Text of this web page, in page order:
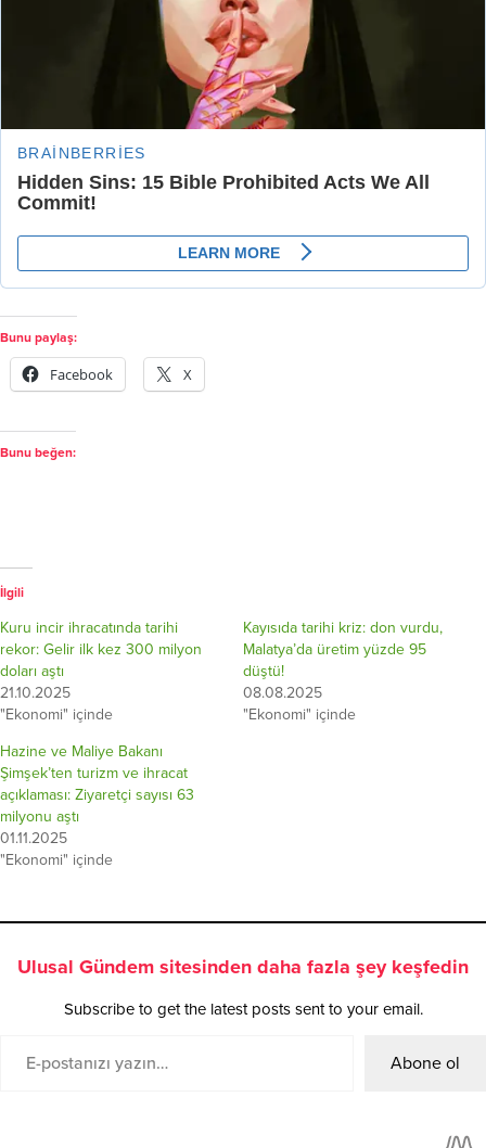
Bunu paylaş:
Facebook X
Bunu beğen:
İlgili
Kuru incir ihracatında tarihi
rekor: Gelir ilk kez 300 milyon
doları aştı
21.10.2025
"Ekonomi" içinde
Kayısıda tarihi kriz: don vurdu,
Malatya’da üretim yüzde 95
düştü!
08.08.2025
"Ekonomi" içinde
Hazine ve Maliye Bakanı
Şimşek’ten turizm ve ihracat
açıklaması: Ziyaretçi sayısı 63
milyonu aştı
01.11.2025
"Ekonomi" içinde
Ulusal Gündem sitesinden daha fazla şey keşfedin
Subscribe to get the latest posts sent to your email.
Abone ol